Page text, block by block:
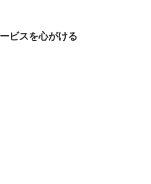
ビスを心がける